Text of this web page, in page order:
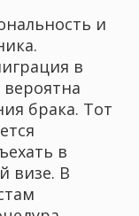
и
в
брака. Тот
в
визе. В